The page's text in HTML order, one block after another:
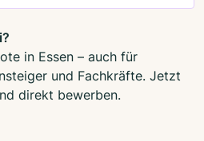
in Essen – auch für
und Fachkräfte. Jetzt
direkt bewerben.